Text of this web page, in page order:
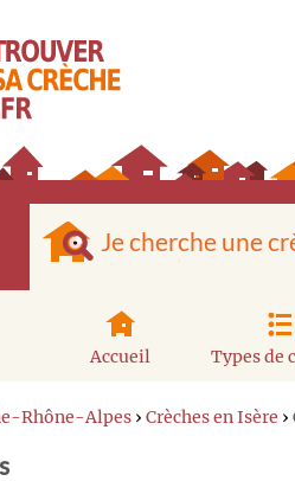
Je cherche une
Accueil Types de
Rhône-Alpes › Crèches en Isère ›